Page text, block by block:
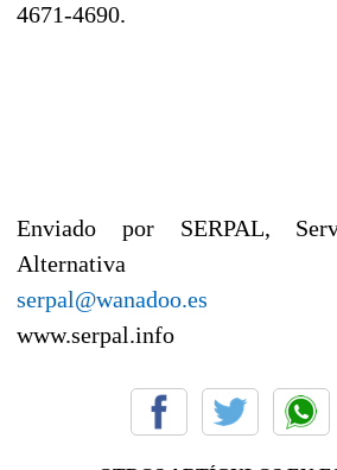
4671-4690.
Enviado por SERPAL,
Alternativa
serpal@wanadoo.es
www.serpal.info